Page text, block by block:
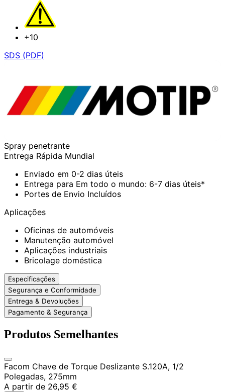
+10
SDS (PDF)
Spray penetrante
Entrega Rápida Mundial
Enviado em 0-2 dias úteis
Entrega para Em todo o mundo: 6-7 dias úteis*
Portes de Envio Incluídos
Aplicações
Oficinas de automóveis
Manutenção automóvel
Aplicações industriais
Bricolage doméstica
Especificações
Segurança e Conformidade
Entrega & Devoluções
Pagamento & Segurança
Produtos Semelhantes
Facom Chave de Torque Deslizante S.120A, 1/2
Polegadas, 275mm
A partir de 26,95 €